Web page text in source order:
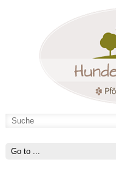
Hunde-Parkhotel